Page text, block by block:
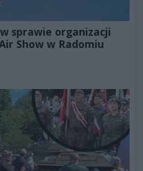
sprawie organizacji
Show w Radomiu